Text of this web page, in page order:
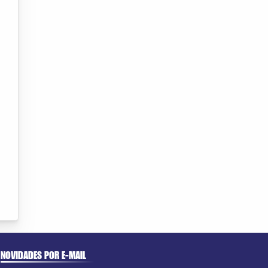
NOVIDADES POR E-MAIL